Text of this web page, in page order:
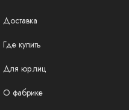
Доставка
Где купить
Для юр.лиц
О фабрике